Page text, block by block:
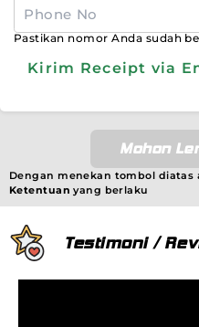
Pastikan nomor Anda sudah
Kirim Receipt via
Mohon
Dengan menekan tombol diatas
Ketentuan yang berlaku
Testimoni /